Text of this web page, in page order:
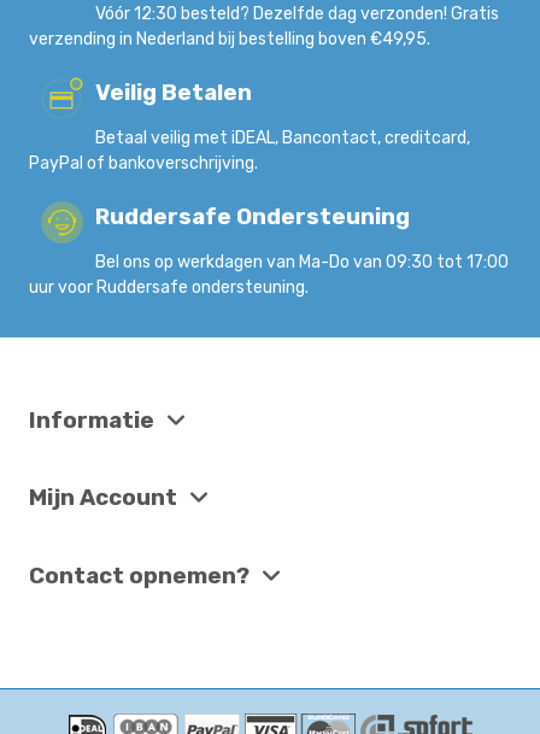
Vóór 12:30 besteld? Dezelfde dag verzonden! Gratis
verzending in Nederland bij bestelling boven €49,95.
Veilig Betalen
Betaal veilig met iDEAL, Bancontact, creditcard,
PayPal of bankoverschrijving.
Ruddersafe Ondersteuning
Bel ons op werkdagen van Ma-Do van 09:30 tot 17:00
uur voor Ruddersafe ondersteuning.
Informatie
Mijn Account
Contact opnemen?